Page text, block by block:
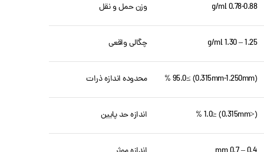
0.78-0.88 g/ml وزن حمل و نقل
1.25 – 1.30 g/ml چگالی واقعی
(0.315mm-1.250mm) ≥95.0 % محدوده اندازه ذرات
(<0.315mm) ≤1.0 % اندازه حد پایین